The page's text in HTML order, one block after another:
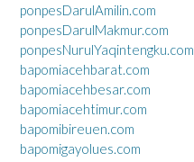
ponpesDarulAmilin.com
ponpesDarulMakmur.com
ponpesNurulYaqintengku.com
bapomiacehbarat.com
bapomiacehbesar.com
bapomiacehtimur.com
bapomibireuen.com
bapomigayolues.com